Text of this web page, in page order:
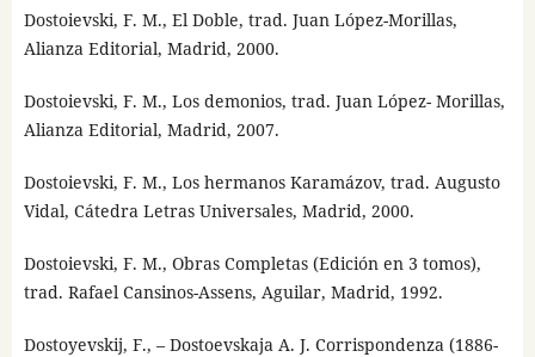
Dostoievski, F. M., El Doble, trad. Juan López-Morillas,
Alianza Editorial, Madrid, 2000.
Dostoievski, F. M., Los demonios, trad. Juan López- Morillas,
Alianza Editorial, Madrid, 2007.
Dostoievski, F. M., Los hermanos Karamázov, trad. Augusto
Vidal, Cátedra Letras Universales, Madrid, 2000.
Dostoievski, F. M., Obras Completas (Edición en 3 tomos),
trad. Rafael Cansinos-Assens, Aguilar, Madrid, 1992.
Dostoyevskij, F., – Dostoevskaja A. J. Corrispondenza (1886-